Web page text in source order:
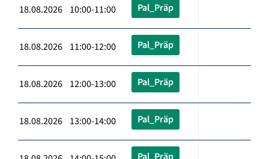
18.08.2026 10:00-11:00 Pal_Präp
18.08.2026 11:00-12:00 Pal_Präp
18.08.2026 12:00-13:00 Pal_Präp
18.08.2026 13:00-14:00 Pal_Präp